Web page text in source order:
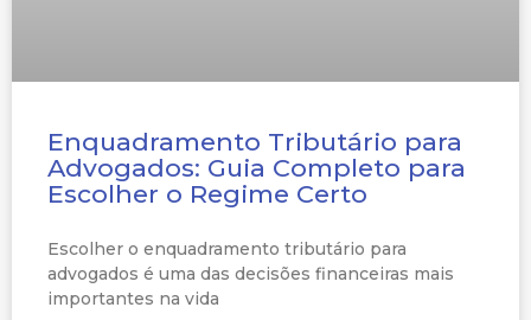
Enquadramento Tributário para
Advogados: Guia Completo para
Escolher o Regime Certo
Escolher o enquadramento tributário para
advogados é uma das decisões financeiras mais
importantes na vida